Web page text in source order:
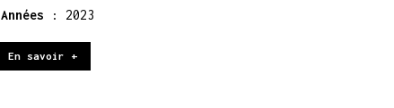
Années : 2023
En savoir +